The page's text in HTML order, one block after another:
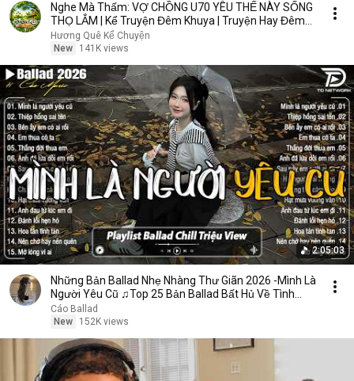
Nghe Mà Thấm: VỢ CHỒNG U70 YÊU THẾ NÀY SỐNG
THỌ LẮM | Kể Truyện Đêm Khuya | Truyện Hay Đêm
Khuya
Hương Quê Kể Chuyện
New
141K views
2:05:03
Những Bản Ballad Nhẹ Nhàng Thư Giãn 2026 -Mình Là
Người Yêu Cũ ♫Top 25 Bản Ballad Bất Hủ Về Tình
Yêu
Cáo Ballad
New
152K views